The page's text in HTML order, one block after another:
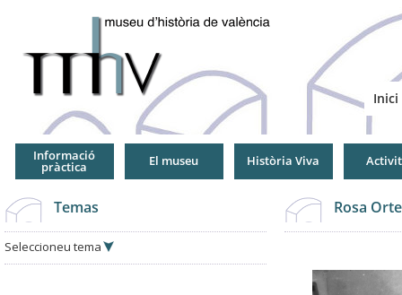
Inici
Informació
pràctica El museu Història Viva
Temas
Seleccioneu tema
Rosa